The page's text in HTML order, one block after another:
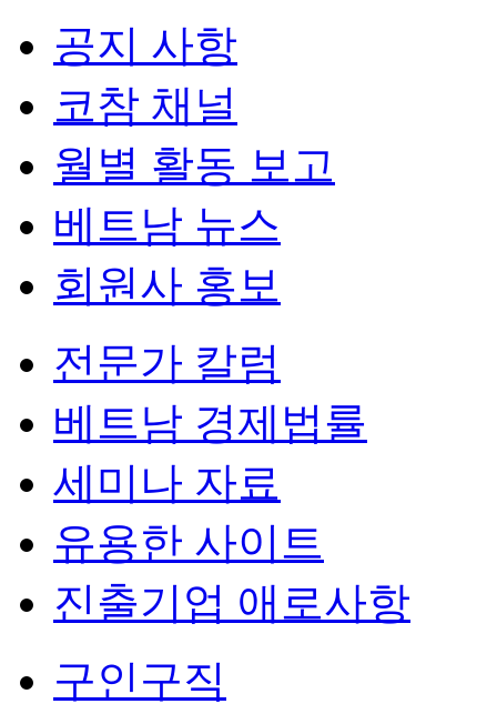
공지 사항
코참 채널
월별 활동 보고
베트남 뉴스
회원사 홍보
전문가 칼럼
베트남 경제법률
세미나 자료
유용한 사이트
진출기업 애로사항
구인구직